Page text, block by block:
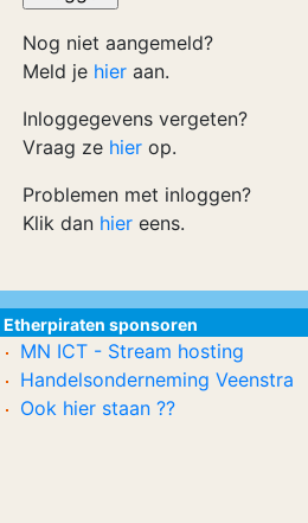
Nog niet aangemeld?
Meld je hier aan.
Inloggegevens vergeten?
Vraag ze hier op.
Problemen met inloggen?
Klik dan hier eens.
Etherpiraten sponsoren
MN ICT - Stream hosting
Handelsonderneming Veenstra
Ook hier staan ??